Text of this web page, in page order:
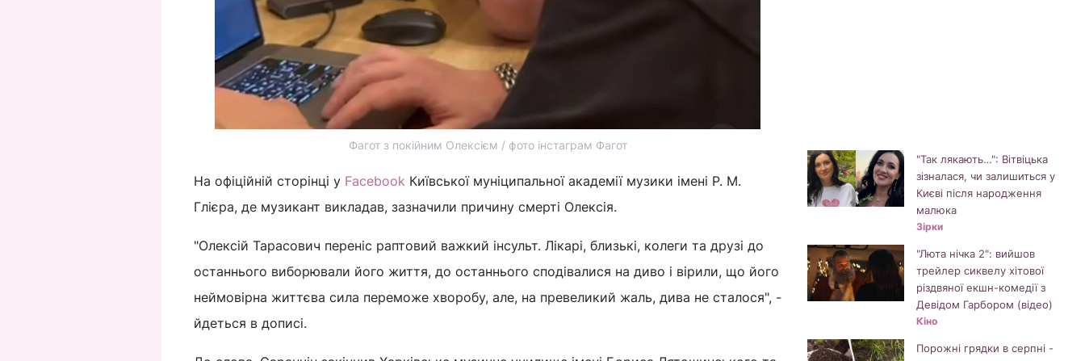
Фагот з покійним Олексієм / фото інстаграм Фагот
На офіційній сторінці у Facebook Київської муніципальної академії музики імені Р. М.
Глієра, де музикант викладав, зазначили причину смерті Олексія.
"Олексій Тарасович переніс раптовий важкий інсульт. Лікарі, близькі, колеги та друзі до
останнього виборювали його життя, до останнього сподівалися на диво і вірили, що його
неймовірна життєва сила переможе хворобу, але, на превеликий жаль, дива не сталося", -
йдеться в дописі.
"Так лякають…": Вітвіцька
зізналася, чи залишиться у
Києві після народження
малюка
Зірки
"Люта нічка 2": вийшов
трейлер сиквелу хітової
різдвяної екшн-комедії з
Девідом Гарбором (відео)
Кіно
Порожні грядки в серпні -